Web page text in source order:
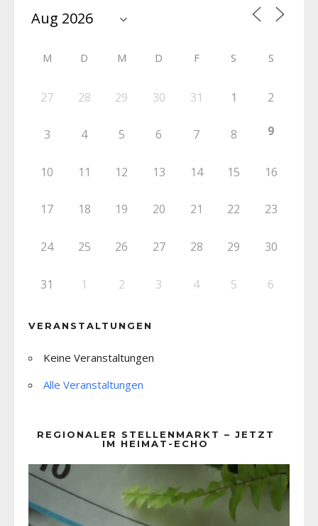
M D M D F S S
27 28 29 30 31 1 2
3 4 5 6 7 8 9
10 11 12 13 14 15 16
17 18 19 20 21 22 23
24 25 26 27 28 29 30
31 1 2 3 4 5 6
VERANSTALTUNGEN
Keine Veranstaltungen
Alle Veranstaltungen
REGIONALER STELLENMARKT – JETZT
IM HEIMAT-ECHO
Player